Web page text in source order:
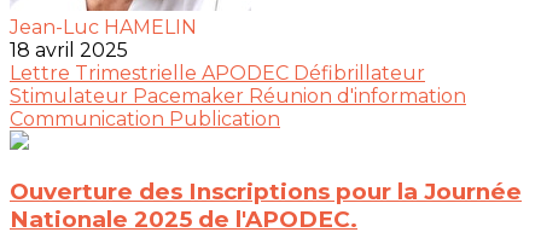
Jean-Luc HAMELIN
18 avril 2025
Lettre Trimestrielle APODEC Défibrillateur
Stimulateur Pacemaker Réunion d'information
Communication Publication
Ouverture des Inscriptions pour la Journée
Nationale 2025 de l'APODEC.